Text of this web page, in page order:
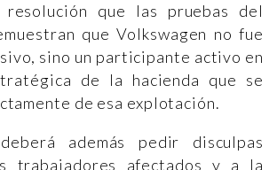
que las pruebas del
que Volkswagen no fue
sino un participante activo en
de la hacienda que se
de esa explotación.
además pedir disculpas
trabajadores afectados y a la